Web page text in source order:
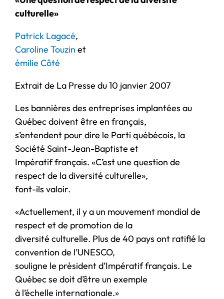
culturelle»
Patrick Lagacé,
Caroline Touzin et
émilie Côté
Extrait de La Presse du 10 janvier 2007
Les bannières des entreprises implantées au
Québec doivent être en français,
s’entendent pour dire le Parti québécois, la
Société Saint-Jean-Baptiste et
Impératif français. «C’est une question de
respect de la diversité culturelle»,
font-ils valoir.
«Actuellement, il y a un mouvement mondial de
respect et de promotion de la
diversité culturelle. Plus de 40 pays ont ratifié la
convention de l’UNESCO,
souligne le président d’Impératif français. Le
Québec se doit d’être un exemple
à l’échelle internationale.»